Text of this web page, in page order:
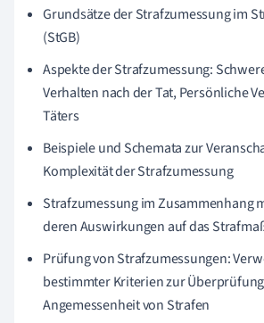
Grundsätze der Strafzumessung im
(StGB)
Aspekte der Strafzumessung:
Verhalten nach der Tat, Persönliche
Täters
Beispiele und Schemata zur
Komplexität der Strafzumessung
Strafzumessung im Zusammenhang
deren Auswirkungen auf das
Prüfung von Strafzumessungen:
bestimmter Kriterien zur
Angemessenheit von Strafen